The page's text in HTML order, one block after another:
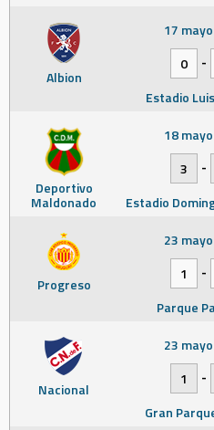
Albion
17
0
-
Estadio
Deportivo
Maldonado
18
3
-
Estadio
Progreso
23
1
-
Parque
Nacional
23
1
-
Gran